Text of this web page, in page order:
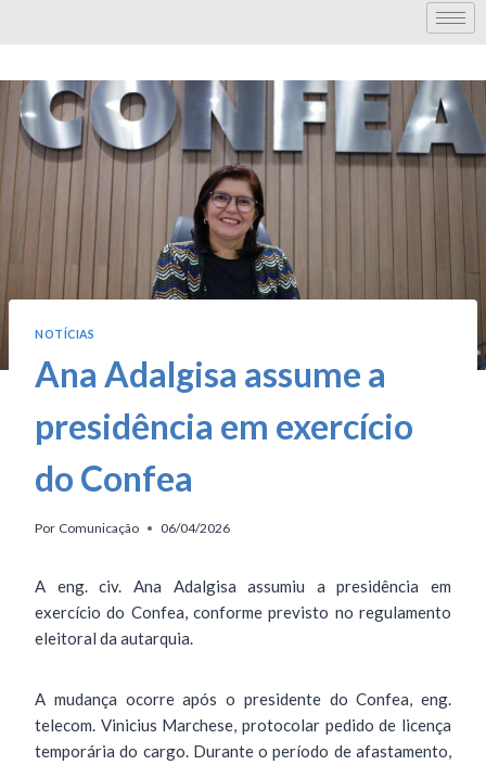
NOTÍCIAS
Ana Adalgisa assume a
presidência em exercício
do Confea
Por Comunicação 06/04/2026
A eng. civ. Ana Adalgisa assumiu a presidência em
exercício do Confea, conforme previsto no regulamento
eleitoral da autarquia.
A mudança ocorre após o presidente do Confea, eng.
telecom. Vinicius Marchese, protocolar pedido de licença
temporária do cargo. Durante o período de afastamento,